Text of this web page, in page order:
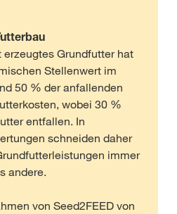
Grundfutter hat
Stellenwert im
50 % der anfallenden
wobei 30 %
entfallen. In
schneiden daher
immer
andere.
von Seed2FEED von